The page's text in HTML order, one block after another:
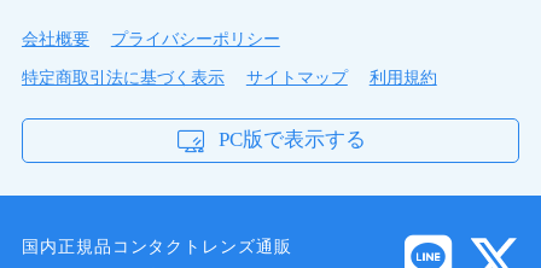
会社概要
プライバシーポリシー
特定商取引法に基づく表示
サイトマップ 利用規約
PC版で表示する
国内正規品コンタクトレンズ通販